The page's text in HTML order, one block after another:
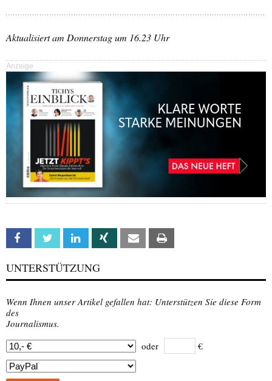
Aktualisiert am Donnerstag um 16.23 Uhr
Anzeige
Facebook Twitter Linkedin Xing Email
UNTERSTÜTZUNG
Wenn Ihnen unser Artikel gefallen hat: Unterstützen Sie diese Form
des
Journalismus.
oder
€